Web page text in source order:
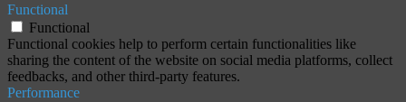
Functional
Functional
Functional cookies help to perform certain functionalities like
sharing the content of the website on social media platforms, collect
feedbacks, and other third-party features.
Performance